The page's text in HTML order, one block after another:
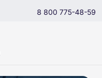
8 800 775-48-59